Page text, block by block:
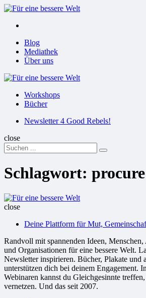
Menu
Menu
Blog
Mediathek
Über uns
Für
Workshops
Bücher
SuchenNewsletter 4 Good Rebels!
close
Search
for:
Suchen
Schlagwort:
Für
Welt
close
Deine Plattform für Mut,
Randvoll mit spannenden Ideen,
und Organisationen für eine bessere Welt.
Newsletter inspirieren. Bücher, Plakate und
unterstützen dich bei deinem Engagement.
Webinaren kannst du Gleichgesinnte
vernetzen. Und das seit 2007.